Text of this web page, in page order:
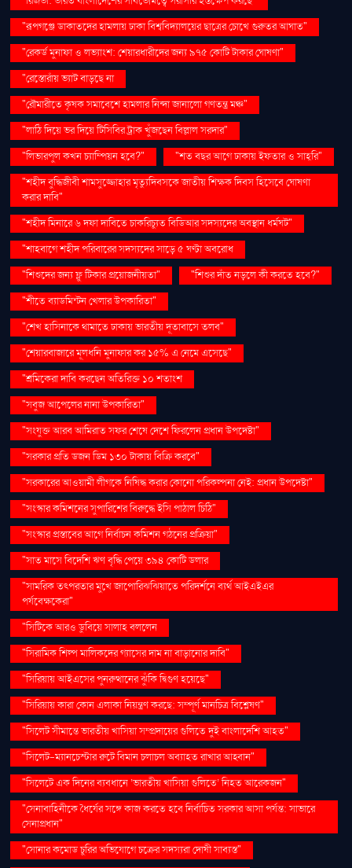
"রূপগঞ্জে ডাকাতদের হামলায় ঢাকা বিশ্ববিদ্যালয়ের ছাত্রের চোখে গুরুতর আঘাত"
"রেকর্ড মুনাফা ও লভ্যাংশ: শেয়ারধারীদের জন্য ৯৭৫ কোটি টাকার ঘোষণা"
"রেস্তোরাঁয় ভ্যাট বাড়ছে না
"রৌমারীতে কৃষক সমাবেশে হামলার নিন্দা জানালো গণতন্ত্র মঞ্চ"
"লাঠি দিয়ে ভর দিয়ে টিসিবির ট্রাক খুঁজছেন বিল্লাল সরদার"
"লিভারপুল কখন চ্যাম্পিয়ন হবে?"
"শত বছর আগে ঢাকায় ইফতার ও সাহ্‌রি"
"শহীদ বুদ্ধিজীবী শামসুজ্জোহার মৃত্যুদিবসকে জাতীয় শিক্ষক দিবস হিসেবে ঘোষণা
করার দাবি"
"শহীদ মিনারে ৬ দফা দাবিতে চাকরিচ্যুত বিডিআর সদস্যদের অবস্থান ধর্মঘট"
"শাহবাগে শহীদ পরিবারের সদস্যদের সাড়ে ৫ ঘণ্টা অবরোধ
"শিশুদের জন্য ফ্লু টিকার প্রয়োজনীয়তা"
"শিশুর দাঁত নড়লে কী করতে হবে?"
"শীতে ব্যাডমিন্টন খেলার উপকারিতা"
"শেখ হাসিনাকে থামাতে ঢাকায় ভারতীয় দূতাবাসে তলব"
"শেয়ারবাজারে মূলধনি মুনাফার কর ১৫% এ নেমে এসেছে"
"শ্রমিকেরা দাবি করছেন অতিরিক্ত ১০ শতাংশ
"সবুজ আপেলের নানা উপকারিতা"
"সংযুক্ত আরব আমিরাত সফর শেষে দেশে ফিরলেন প্রধান উপদেষ্টা"
"সরকার প্রতি ডজন ডিম ১৩০ টাকায় বিক্রি করবে"
"সরকারের আওয়ামী লীগকে নিষিদ্ধ করার কোনো পরিকল্পনা নেই: প্রধান উপদেষ্টা"
"সংস্কার কমিশনের সুপারিশের বিরুদ্ধে ইসি পাঠাল চিঠি"
"সংস্কার প্রস্তাবের আগে নির্বাচন কমিশন গঠনের প্রক্রিয়া"
"সাত মাসে বিদেশি ঋণ বৃদ্ধি পেয়ে ৩৯৪ কোটি ডলার
"সামরিক তৎপরতার মুখে জাপোরিঝঝিয়াতে পরিদর্শনে ব্যর্থ আইএইএর
পর্যবেক্ষকেরা"
"সিটিকে আরও ডুবিয়ে সালাহ বললেন
"সিরামিক শিল্প মালিকদের গ্যাসের দাম না বাড়ানোর দাবি"
"সিরিয়ায় আইএসের পুনরুত্থানের ঝুঁকি দ্বিগুণ হয়েছে"
"সিরিয়ায় কারা কোন এলাকা নিয়ন্ত্রণ করছে: সম্পূর্ণ মানচিত্র বিশ্লেষণ"
"সিলেট সীমান্তে ভারতীয় খাসিয়া সম্প্রদায়ের গুলিতে দুই বাংলাদেশি আহত"
"সিলেট-ম্যানচেস্টার রুটে বিমান চলাচল অব্যাহত রাখার আহ্বান"
"সিলেটে এক দিনের ব্যবধানে ‘ভারতীয় খাসিয়া গু‌লিতে’ নিহত আরেকজন"
"সেনাবাহিনীকে ধৈর্যের সঙ্গে কাজ করতে হবে নির্বাচিত সরকার আসা পর্যন্ত: সাভারে
সেনাপ্রধান"
"সোনার কমোড চুরির অভিযোগে চক্রের সদস্যরা দোষী সাব্যস্ত"